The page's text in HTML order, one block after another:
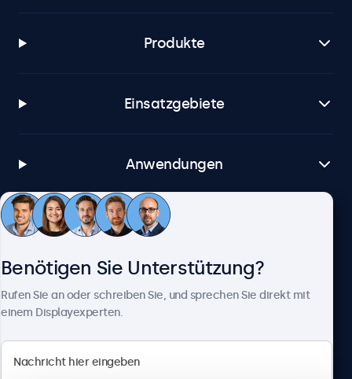
Produkte
Einsatzgebiete
Anwendungen
Kundenservice
Benötigen Sie Unterstützung?
Rufen Sie an oder schreiben Sie, und sprechen Sie direkt mit
einem Displayexperten.